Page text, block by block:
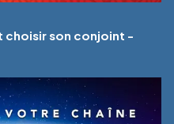
choisir son conjoint -